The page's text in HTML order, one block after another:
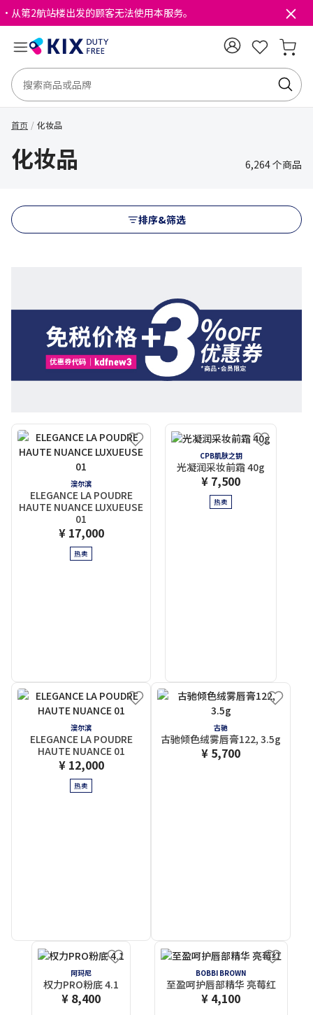
・从第2航站楼出发的顾客无法使用本服务。
首页 化妆品
化妆品 6,264 个商品
排序&筛选
澳尔滨
ELEGANCE LA POUDRE
HAUTE NUANCE LUXUEUSE
01
¥ 17,000
热卖
CPB肌肤之钥
光凝润采妆前霜 40g
¥ 7,500
热卖
澳尔滨
ELEGANCE LA POUDRE
HAUTE NUANCE 01
¥ 12,000
热卖
古驰
古驰倾色绒雾唇膏122, 3.5g
¥ 5,700
阿玛尼
权力PRO粉底 4.1
¥ 8,400
BOBBI BROWN
至盈呵护唇部精华 亮莓红
¥ 4,100